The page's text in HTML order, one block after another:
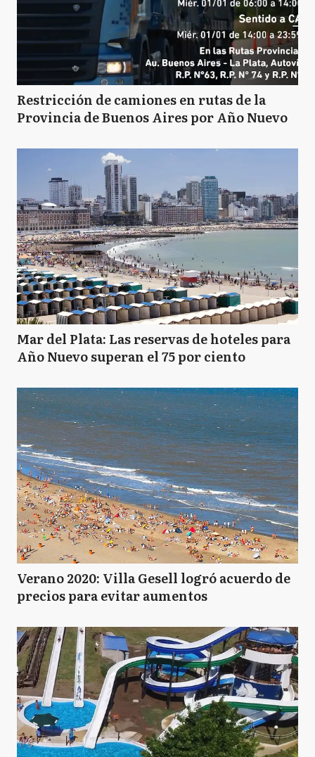
Restricción de camiones en rutas de la
Provincia de Buenos Aires por Año Nuevo
Mar del Plata: Las reservas de hoteles para
Año Nuevo superan el 75 por ciento
Verano 2020: Villa Gesell logró acuerdo de
precios para evitar aumentos